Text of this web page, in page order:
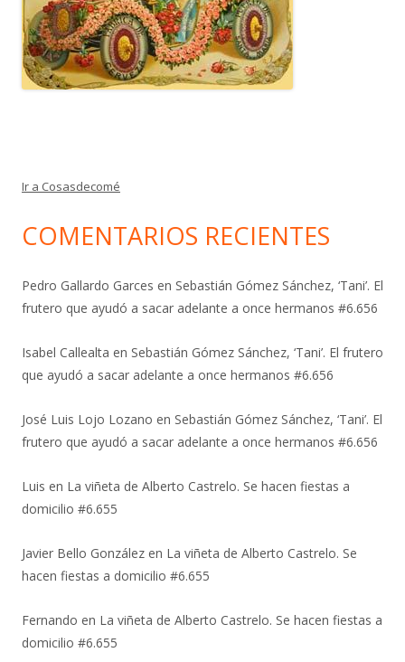
Ir a Cosasdecomé
COMENTARIOS RECIENTES
Pedro Gallardo Garces en Sebastián Gómez Sánchez, ‘Tani’. El
frutero que ayudó a sacar adelante a once hermanos #6.656
Isabel Callealta en Sebastián Gómez Sánchez, ‘Tani’. El frutero
que ayudó a sacar adelante a once hermanos #6.656
José Luis Lojo Lozano en Sebastián Gómez Sánchez, ‘Tani’. El
frutero que ayudó a sacar adelante a once hermanos #6.656
Luis en La viñeta de Alberto Castrelo. Se hacen fiestas a
domicilio #6.655
Javier Bello González en La viñeta de Alberto Castrelo. Se
hacen fiestas a domicilio #6.655
Fernando en La viñeta de Alberto Castrelo. Se hacen fiestas a
domicilio #6.655